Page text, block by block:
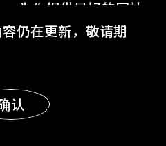
」为你提供最好的网站
白
仍在更新，敬请期
认
更多